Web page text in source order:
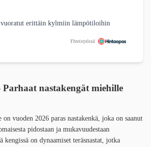
vuoratut erittäin kylmiin lämpötiloihin
Yhteistyössä
nastakengät miehille
vuoden 2026 paras nastakenkä, joka on saanut
pidostaan ja mukavuudestaan
kengissä on dynaamiset teräsnastat, jotka